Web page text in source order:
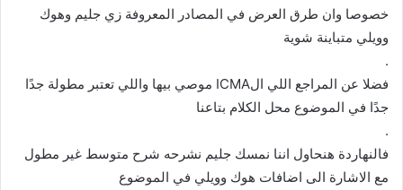
خصوصا وان طرق العرض في المصادر المعروفة زي جليم وهوك
وويلي متباينة شوية
.
فضلا عن المراجع اللي الICMA موصي بيها واللي تعتبر مطولة جدًا
جدًا في الموضوع محل الكلام بتاعنا
.
فالنهاردة هنحاول اننا نمسك جليم نشرحه شرح متوسط غير مطول
مع الاشارة الى اضافات هوك وويلي في الموضوع